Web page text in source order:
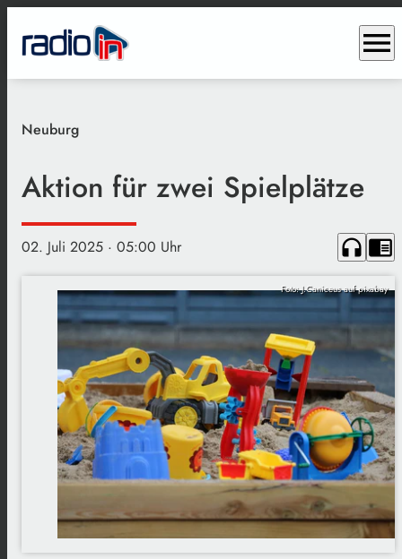
menu
Neuburg
Aktion für zwei Spielplätze
02. Juli 2025 · 05:00 Uhr headphones chrome_reader_mode
Foto: J.Caniceus auf pixabay